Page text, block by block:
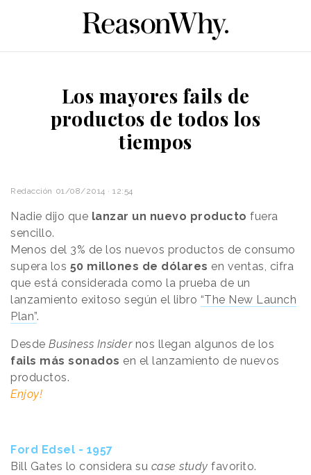
Los mayores fails de
productos de todos los
tiempos
Redacción 01/08/2014 · 12:54
Nadie dijo que lanzar un nuevo producto fuera
sencillo.
Menos del 3% de los nuevos productos de consumo
supera los 50 millones de dólares en ventas, cifra
que está considerada como la prueba de un
lanzamiento exitoso según el libro “The New Launch
Plan”.
Desde Business Insider nos llegan algunos de los
fails más sonados en el lanzamiento de nuevos
productos.
Enjoy!
Ford Edsel - 1957
Bill Gates lo considera su case study favorito.